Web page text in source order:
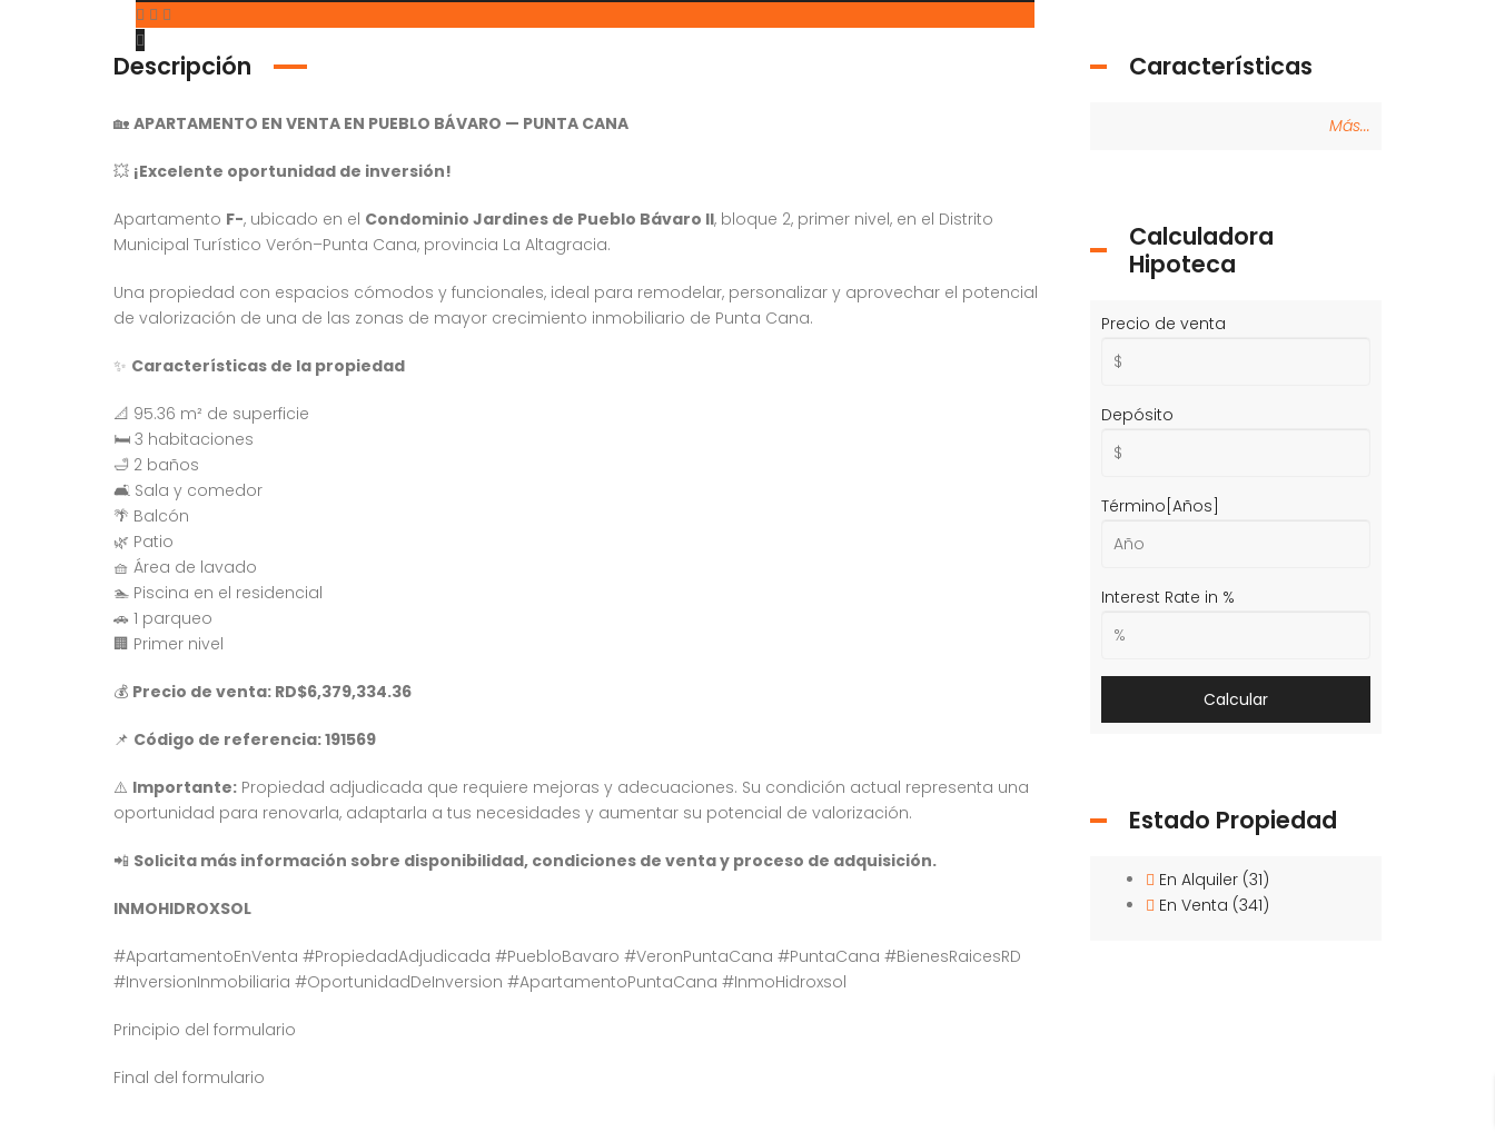
Descripción
🏡 APARTAMENTO EN VENTA EN PUEBLO BÁVARO — PUNTA CANA
💥 ¡Excelente oportunidad de inversión!
Apartamento F-, ubicado en el Condominio Jardines de Pueblo Bávaro II, bloque 2, primer nivel, en el Distrito
Municipal Turístico Verón–Punta Cana, provincia La Altagracia.
Una propiedad con espacios cómodos y funcionales, ideal para remodelar, personalizar y aprovechar el potencial
de valorización de una de las zonas de mayor crecimiento inmobiliario de Punta Cana.
✨ Características de la propiedad
📐 95.36 m² de superficie
🛏️ 3 habitaciones
🛁 2 baños
🛋️ Sala y comedor
🌴 Balcón
🌿 Patio
🧺 Área de lavado
🏊 Piscina en el residencial
🚗 1 parqueo
🏢 Primer nivel
💰 Precio de venta: RD$6,379,334.36
📌 Código de referencia: 191569
⚠️ Importante: Propiedad adjudicada que requiere mejoras y adecuaciones. Su condición actual representa una
oportunidad para renovarla, adaptarla a tus necesidades y aumentar su potencial de valorización.
📲 Solicita más información sobre disponibilidad, condiciones de venta y proceso de adquisición.
INMOHIDROXSOL
#ApartamentoEnVenta #PropiedadAdjudicada #PuebloBavaro #VeronPuntaCana #PuntaCana #BienesRaicesRD
#InversionInmobiliaria #OportunidadDeInversion #ApartamentoPuntaCana #InmoHidroxsol
Principio del formulario
Final del formulario
Características
Más...
Calculadora
Hipoteca
Precio de venta
Depósito
Término[Años]
Interest Rate in %
Calcular
Estado Propiedad
En Alquiler (31)
En Venta (341)